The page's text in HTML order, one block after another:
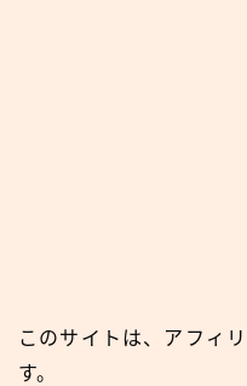
このサイトは、アフィ
す。